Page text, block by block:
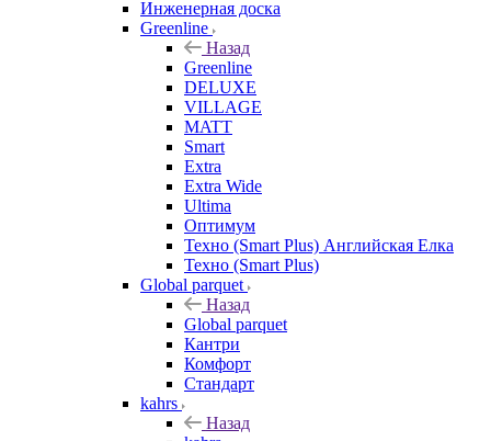
Инженерная доска
Greenline
Назад
Greenline
DELUXE
VILLAGE
MATT
Smart
Extra
Extra Wide
Ultima
Оптимум
Техно (Smart Plus) Английская Елка
Техно (Smart Plus)
Global parquet
Назад
Global parquet
Кантри
Комфорт
Стандарт
kahrs
Назад